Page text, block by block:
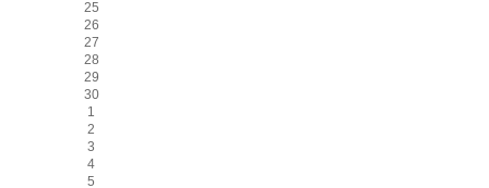
25
26
27
28
29
30
1
2
3
4
5